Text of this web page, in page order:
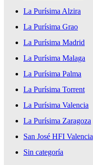
La Purísima Alzira
La Purísima Grao
La Purísima Madrid
La Purísima Malaga
La Purísima Palma
La Purísima Torrent
La Purísima Valencia
La Purísima Zaragoza
San José HFI Valencia
Sin categoría